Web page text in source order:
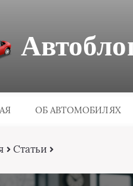
ОБ АВТОМОБИЛЯХ
Статьи